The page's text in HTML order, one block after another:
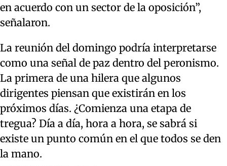
en acuerdo con un sector de la oposición”,
señalaron.
La reunión del domingo podría interpretarse
como una señal de paz dentro del peronismo.
La primera de una hilera que algunos
dirigentes piensan que existirán en los
próximos días. ¿Comienza una etapa de
tregua? Día a día, hora a hora, se sabrá si
existe un punto común en el que todos se den
la mano.